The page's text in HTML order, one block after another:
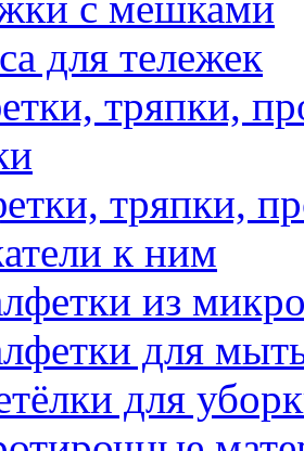
для тележек
тряпки,
тряпки,
к ним
из
для
для